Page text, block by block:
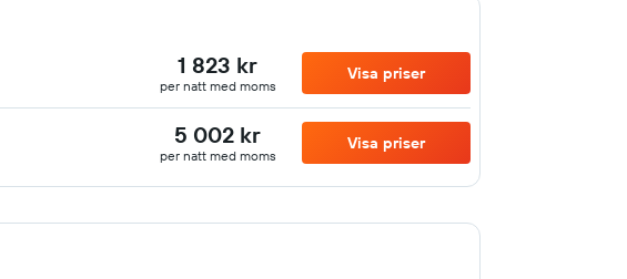
1 823 kr
per natt med moms
Visa priser
5 002 kr
per natt med moms
Visa priser